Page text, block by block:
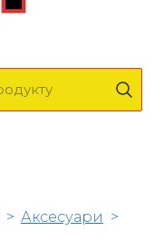
Аксесуари